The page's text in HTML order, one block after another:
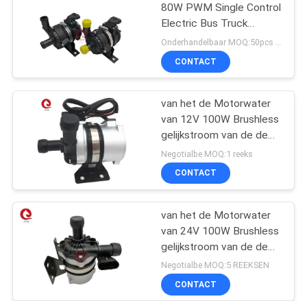
80W PWM Single Control
Electric Bus Truck
Elektronische
waterpomp voor New
Energy Bus
CONTACT
van het de Motorwater
van 12V 100W Brushless
gelijkstroom van de de
Pomppwm Controle van
de de Glycolfout Pomp
van de Diagnostiekcolant
Negotialbe MOQ:1 reeks
CONTACT
van het de Motorwater
van 24V 100W Brushless
gelijkstroom van de de
Pomppwm Controle van
de de Glycolfout Pomp
van de Diagnostiekcolant
Negotialbe MOQ:5 REEKSEN
CONTACT